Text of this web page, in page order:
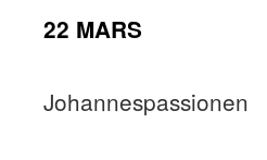
22 MARS
Johannespassionen